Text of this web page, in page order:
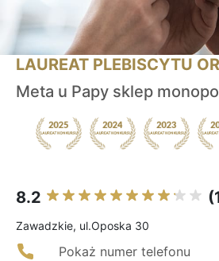
LAUREAT PLEBISCYTU
Meta u Papy sklep
8.2
Zawadzkie, ul.Oposka 30
Pokaż numer telefonu